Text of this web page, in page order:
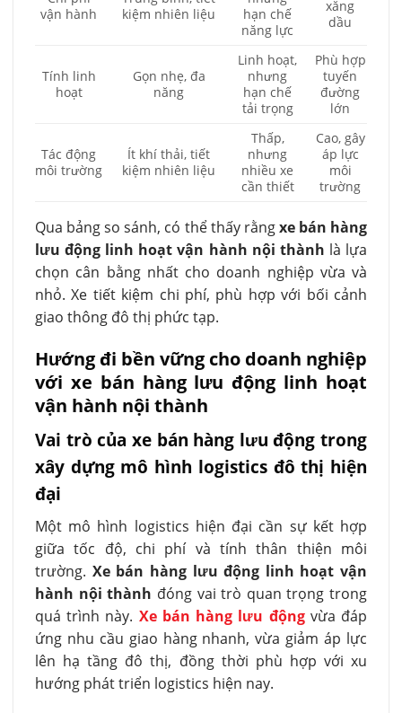
vận hành
kiệm nhiên liệu
hạn chế
năng lực
xăng
dầu
Tính linh
hoạt
Gọn nhẹ, đa
năng
Linh hoạt,
nhưng
hạn chế
tải trọng
Phù hợp
tuyến
đường
lớn
Tác động
môi trường
Ít khí thải, tiết
kiệm nhiên liệu
Thấp,
nhưng
nhiều xe
cần thiết
Cao, gây
áp lực
môi
trường
Qua bảng so sánh, có thể thấy rằngxe bán hàng
lưu động linh hoạt vận hành nội thành là lựa
chọn cân bằng nhất cho doanh nghiệp vừa và
nhỏ. Xe tiết kiệm chi phí, phù hợp với bối cảnh
giao thông đô thị phức tạp.
Hướng đi bền vững cho doanh nghiệp
với xe bán hàng lưu động linh hoạt
vận hành nội thành
Vai trò của xe bán hàng lưu động trong
xây dựng mô hình logistics đô thị hiện
đại
Một mô hình logistics hiện đại cần sự kết hợp
giữa tốc độ, chi phí và tính thân thiện môi
trường. Xe bán hàng lưu động linh hoạt vận
hành nội thành đóng vai trò quan trọng trong
quá trình này. Xe bán hàng lưu độngvừa đáp
ứng nhu cầu giao hàng nhanh, vừa giảm áp lực
lên hạ tầng đô thị, đồng thời phù hợp với xu
hướng phát triển logistics hiện nay.